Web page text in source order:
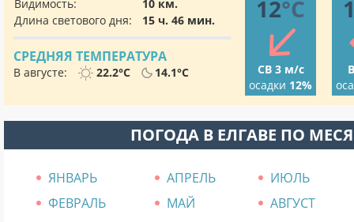
Видимость:
10 км.
Длина светового дня:
15 ч. 46 мин.
СРЕДНЯЯ ТЕМПЕРАТУРА
В августе: 22.2°C 14.1°C
12°C
СВ 3 м/с
осадки 12%
ПОГОДА В ЕЛГАВЕ ПО
ЯНВАРЬ АПРЕЛЬ
ИЮЛЬ
ФЕВРАЛЬ
МАЙ
АВГУСТ